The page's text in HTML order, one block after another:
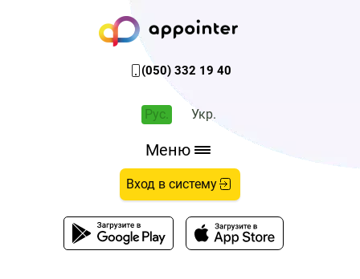
(050) 332 19 40
Рус. Укр.
Меню
Вход в систему